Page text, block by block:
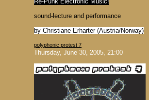
sound-lecture and performance
by Christiane Erharter (Austria/Norway)
polyphonic protest 7
Thursday, June 30, 2005, 21:00